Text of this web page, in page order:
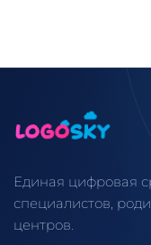
Единая цифровая
специалистов,
центров.